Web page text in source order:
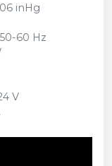
inHg
60 Hz
V